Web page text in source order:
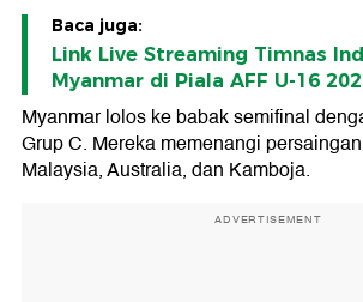
Baca juga:
Link Live Streaming Timnas
Myanmar di Piala AFF U-16
Myanmar lolos ke babak semifinal
Grup C. Mereka memenangi
Malaysia, Australia, dan Kamboja.
ADVERTISEMENT